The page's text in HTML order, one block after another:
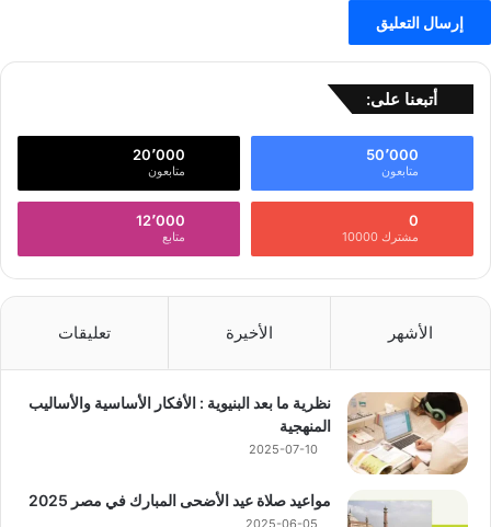
أتبعنا على:
50٬000
متابعون
20٬000
متابعون
0
مشترك 10000
12٬000
متابع
الأشهر الأخيرة تعليقات
نظرية ما بعد البنيوية : الأفكار الأساسية والأساليب
المنهجية
2025-07-10
مواعيد صلاة عيد الأضحى المبارك في مصر 2025
2025-06-05